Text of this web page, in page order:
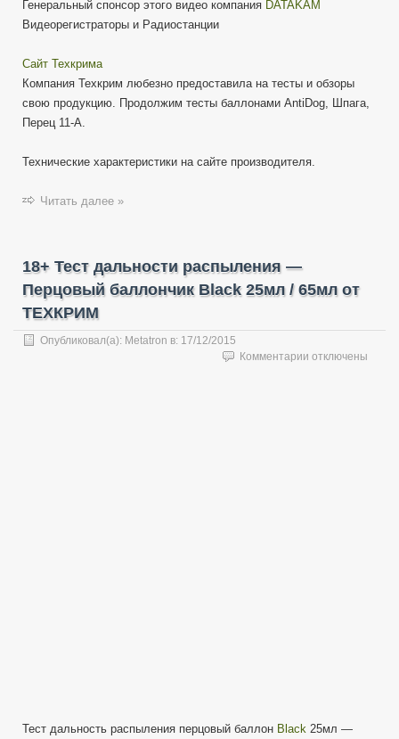
Генеральный спонсор этого видео компания DATAKAM
Видеорегистраторы и Радиостанции
Сайт Техкрима
Компания Техкрим любезно предоставила на тесты и обзоры
свою продукцию. Продолжим тесты баллонами AntiDog, Шпага,
Перец 11-А.
Технические характеристики на сайте производителя.
Читать далее »
18+ Тест дальности распыления —
Перцовый баллончик Black 25мл / 65мл от
ТЕХКРИМ
Опубликовал(а): Metatron в: 17/12/2015
Комментарии котключены
Тест дальность распыления перцовый баллон Black 25мл —